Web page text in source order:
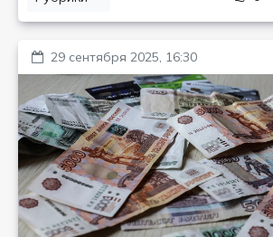
29 сентября 2025, 16:30